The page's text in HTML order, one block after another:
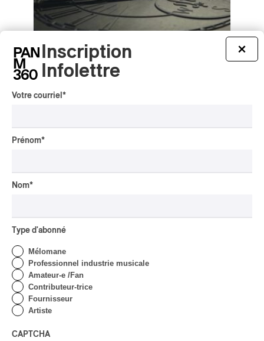
Exponential Ensemble – Matters of Time
Exponential Ensemble – Matters of Time
×
Inscription
Infolettre
Votre courriel *
Prénom*
Nom*
Type d'abonné
Mélomane
Professionnel industrie musicale
Amateur-e /Fan
Contributeur-trice
Fournisseur
Artiste
CAPTCHA